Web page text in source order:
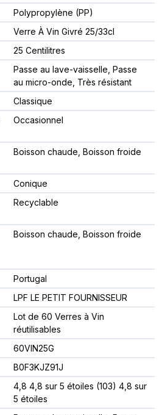
Polypropylène (PP)
Verre À Vin Givré 25/33cl
25 Centilitres
Passe au lave-vaisselle, Passe
au micro-onde, Très résistant
Classique
Occasionnel
Boisson chaude, Boisson froide
Conique
Recyclable
Boisson chaude, Boisson froide
Portugal
LPF LE PETIT FOURNISSEUR
Lot de 60 Verres à Vin
réutilisables
60VIN25G
B0F3KJZ91J
4,8 4,8 sur 5 étoiles (103) 4,8 sur
5 étoiles